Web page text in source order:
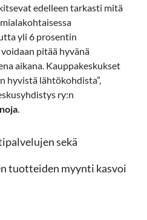
edelleen tarkasti mitä
yli 6 prosentin
pitää hyvänä
aikana. Kauppakeskukset
hyvistä lähtökohdista”,
ry:n
sekä
tuotteiden myynti kasvoi